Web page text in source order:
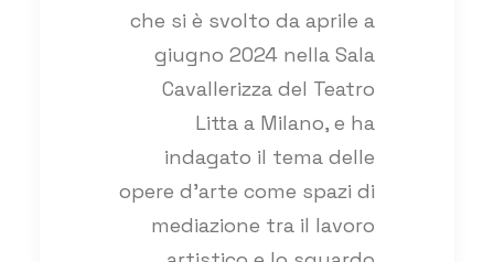
che si è svolto da aprile a
giugno 2024 nella Sala
Cavallerizza del Teatro
Litta a Milano, e ha
indagato il tema delle
opere d’arte come spazi di
mediazione tra il lavoro